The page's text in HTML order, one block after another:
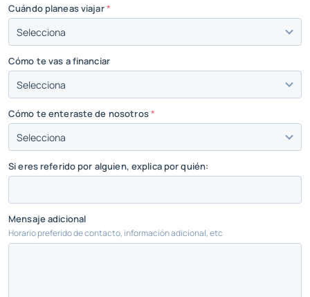
Cuándo planeas viajar*
Cómo te vas a financiar
Cómo te enteraste de nosotros*
Si eres referido por alguien, explica por quién:
Mensaje adicional
Horario preferido de contacto, información adicional, etc